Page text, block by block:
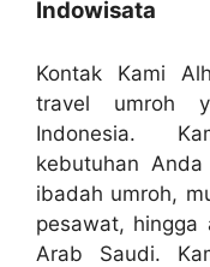
Indowisata
Kontak Kami
travel umroh
Indonesia.
kebutuhan
ibadah umroh,
pesawat, hingga
Arab Saudi.